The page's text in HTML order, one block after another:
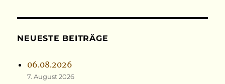
NEUESTE BEITRÄGE
06.08.2026
7. August 2026